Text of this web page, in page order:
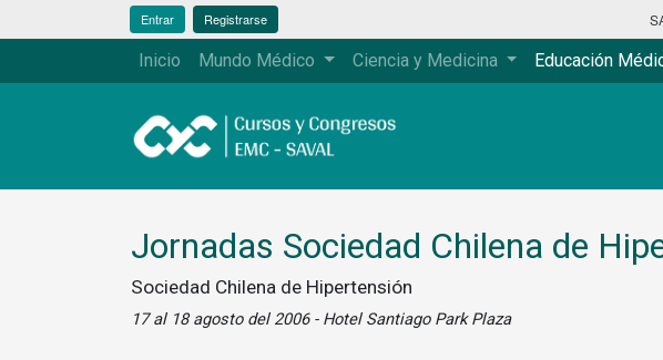
Entrar Registrarse
Inicio Mundo Médico Ciencia y Medicina Educación
Jornadas Sociedad Chilena de
Sociedad Chilena de Hipertensión
17 al 18 agosto del 2006 - Hotel Santiago Park Plaza